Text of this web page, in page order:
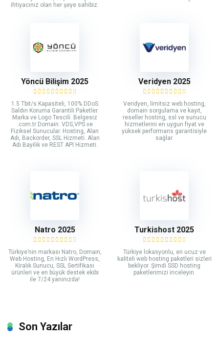
ihtiyacınız olan her şeye sahibiz.
Yöncü Bilişim 2025
1.5 Tbit/s Kapasiteli, 100% DDoS
Saldırı Koruma Garantili Paketler.
Marka ve Logo Tescili. Belgesiz
.com.tr Domain. VDS,VPS ve
Fiziksel Sunucular. Hosting, Alan
Adı, Backorder, SSL Hizmeti. Alan
Adı Bayilik ve REST API Hizmeti.
Veridyen 2025
Veridyen, limitsiz web hosting,
domain sorgulama ve kayıt,
reseller hosting, ssl ve sunucu
hizmetlerini en uygun fiyat ve
yüksek performans garantisiyle
sağlar.
Natro 2025
Türkiye’nin markası Natro, Domain,
Web Hosting, En Hızlı WordPress,
Kiralık Sunucu, SSL Sertifikası
ürünleri ve en büyük destek ekibi
ile 7/24 yanınızda!
Turkishost 2025
Türkiye lokasyonlu, en ucuz ve
kaliteli web hosting paketleri sizleri
bekliyor. Şimdi SSD hosting
paketlerimizi inceleyin.
Son Yazılar